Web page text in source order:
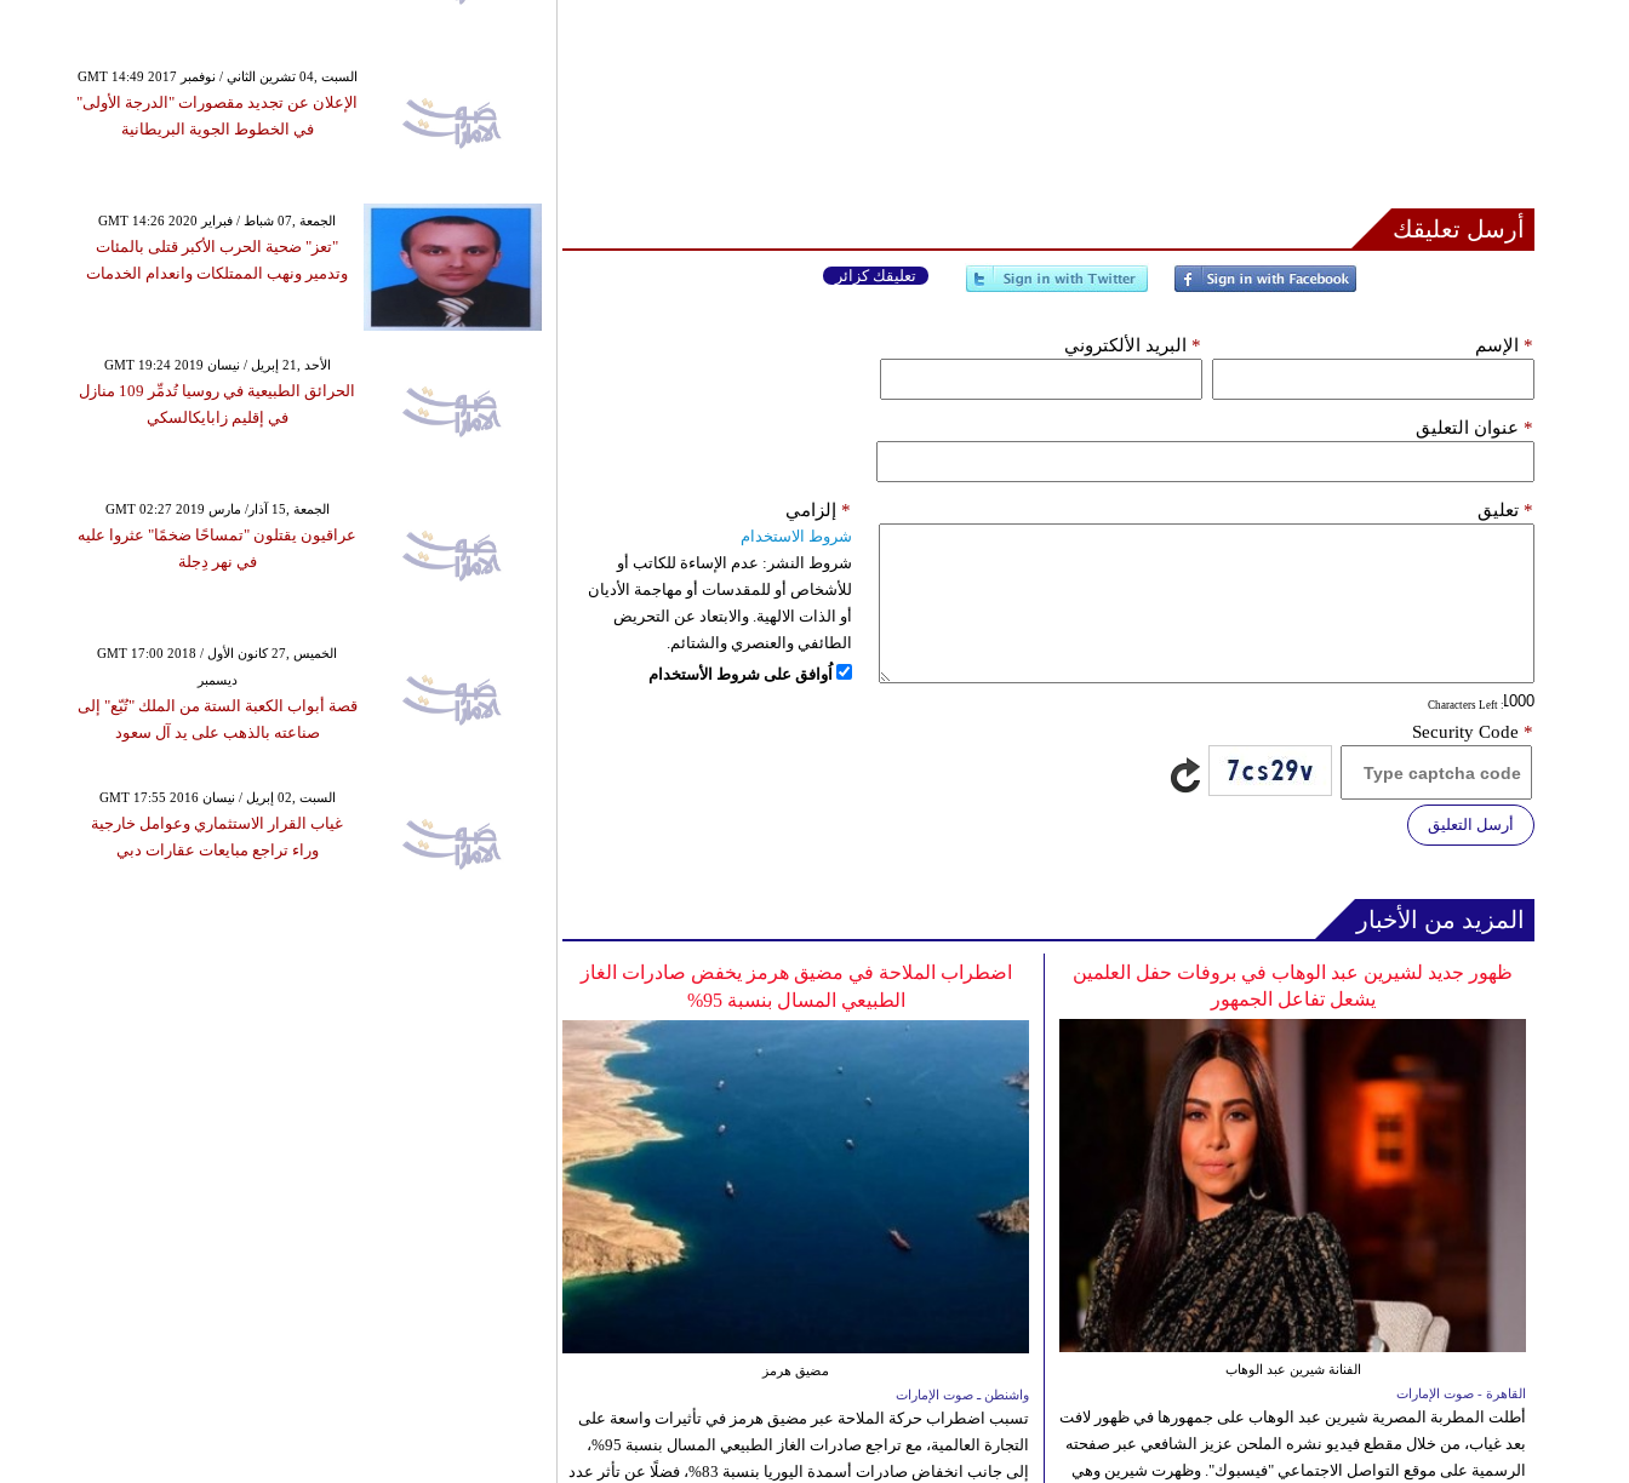
أرسل تعليقك
تعليقك كزائر
الإسم * البريد الألكتروني *
عنوان التعليق *
تعليق *
: Characters Left
إلزامي *
شروط الاستخدام
شروط النشر: عدم الإساءة للكاتب أو
للأشخاص أو للمقدسات أو مهاجمة الأديان
أو الذات الالهية. والابتعاد عن التحريض
الطائفي والعنصري والشتائم.
اُوافق على شروط الأستخدام
Security Code *
أرسل التعليق
المزيد من الأخبار
اضطراب الملاحة في مضيق هرمز يخفض صادرات الغاز
الطبيعي المسال بنسبة 95%
مضيق هرمز
واشنطن ـ صوت الإمارات
تسبب اضطراب حركة الملاحة عبر مضيق هرمز في تأثيرات واسعة على
التجارة العالمية، مع تراجع صادرات الغاز الطبيعي المسال بنسبة 95%،
إلى جانب انخفاض صادرات أسمدة اليوريا بنسبة 83%، فضلًا عن تأثر عدد
ظهور جديد لشيرين عبد الوهاب في بروفات حفل العلمين
يشعل تفاعل الجمهور
الفنانة شيرين عبد الوهاب
القاهرة - صوت الإمارات
أطلت المطربة المصرية شيرين عبد الوهاب على جمهورها في ظهور لافت
بعد غياب، من خلال مقطع فيديو نشره الملحن عزيز الشافعي عبر صفحته
الرسمية على موقع التواصل الاجتماعي "فيسبوك". وظهرت شيرين وهي
GMT 14:49 2017 السبت ,04 تشرين الثاني / نوفمبر
الإعلان عن تجديد مقصورات "الدرجة الأولى"
في الخطوط الجوية البريطانية
GMT 14:26 2020 الجمعة ,07 شباط / فبراير
"تعز" ضحية الحرب الأكبر قتلى بالمئات
وتدمير ونهب الممتلكات وانعدام الخدمات
GMT 19:24 2019 الأحد ,21 إبريل / نيسان
الحرائق الطبيعية في روسيا تُدمِّر 109 منازل
في إقليم زابايكالسكي
GMT 02:27 2019 الجمعة ,15 آذار/ مارس
عراقيون يقتلون "تمساحًا ضخمًا" عثروا عليه
في نهر دِجلة
GMT 17:00 2018 الخميس ,27 كانون الأول /
ديسمبر
قصة أبواب الكعبة الستة من الملك "تُبّع" إلى
صناعته بالذهب على يد آل سعود
GMT 17:55 2016 السبت ,02 إبريل / نيسان
غياب القرار الاستثماري وعوامل خارجية
وراء تراجع مبايعات عقارات دبي